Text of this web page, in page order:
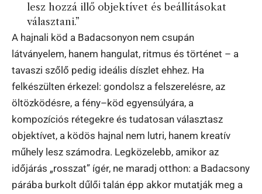
lesz hozzá illő objektívet és beállításokat
választani.”
A hajnali köd a Badacsonyon nem csupán
látványelem, hanem hangulat, ritmus és történet – a
tavaszi szőlő pedig ideális díszlet ehhez. Ha
felkészülten érkezel: gondolsz a felszerelésre, az
öltözködésre, a fény–köd egyensúlyára, a
kompozíciós rétegekre és tudatosan választasz
objektívet, a ködös hajnal nem lutri, hanem kreatív
műhely lesz számodra. Legközelebb, amikor az
időjárás „rosszat” ígér, ne maradj otthon: a Badacsony
párába burkolt dűlői talán épp akkor mutatják meg a